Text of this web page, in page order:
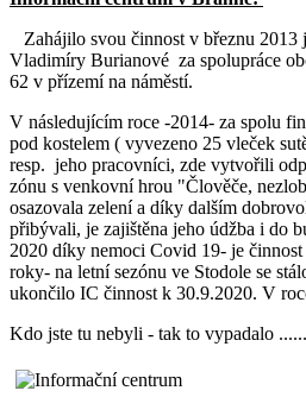
Zahájilo svou činnost v březnu
Vladimíry Burianové za spolupráce
62 v přízemí na náměstí.
V následujícím roce -2014- za spolu
pod kostelem ( vyvezeno 25 vleček
resp. jeho pracovníci, zde vytvořili
zónu s venkovní hrou "Člověče,
osazovala zelení a díky dalším
přibývali, je zajištěna jeho údžba i
2020 díky nemoci Covid 19- je
roky- na letní sezónu ve Stodole se
ukončilo IC činnost k 30.9.2020. V
Kdo jste tu nebyli - tak to vypadalo